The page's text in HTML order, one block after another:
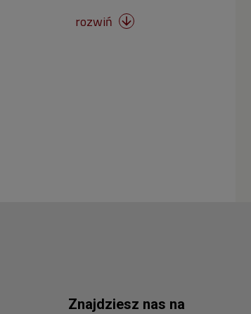
rozwiń 
Znajdziesz nas na